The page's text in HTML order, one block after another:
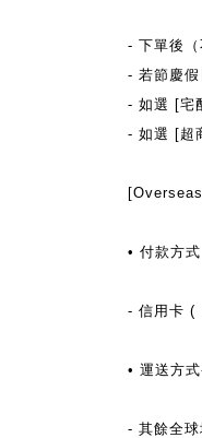
- 下單後
- 若節慶
- 如選 [宅
- 如選 [超
• 付款方式
- 信用卡 (
• 運送方
- 其餘全球